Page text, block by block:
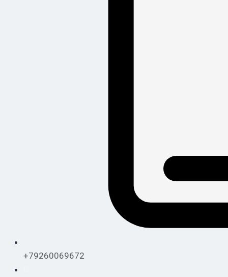
+79260069672